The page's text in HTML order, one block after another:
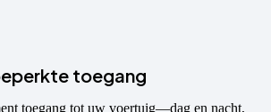
toegang
toegang tot uw voertuig—dag en nacht,